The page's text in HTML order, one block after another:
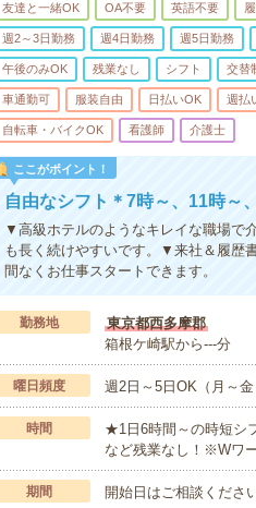
友達と一緒OK OA不要 英語不要
週2～3日勤務 週4日勤務 週5日勤務
午後のみOK 残業なし シフト 交替
車通勤可 服装自由 日払いOK 週払
自転車・バイクOK 看護師 介護士
ここがポイント！
自由なシフト＊7時～、11時～
▼高級ホテルのようなキレイな職場で
も長く続けやすいです。▼来社＆履歴
間なくお仕事スタートできます。
勤務地
東京都西多摩郡
箱根ケ崎駅から---分
曜日頻度 週2日～5日OK（月～
時間
★1日6時間～の時短シ
など残業なし！※Wワ
期間 開始日はご相談くだ